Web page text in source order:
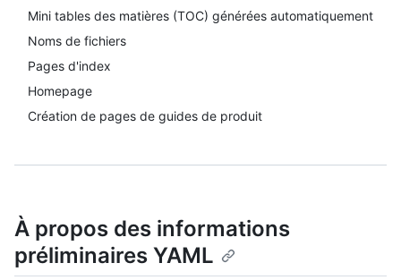
Mini tables des matières (TOC) générées automatiquement
Noms de fichiers
Pages d'index
Homepage
Création de pages de guides de produit
À propos des informations
préliminaires YAML